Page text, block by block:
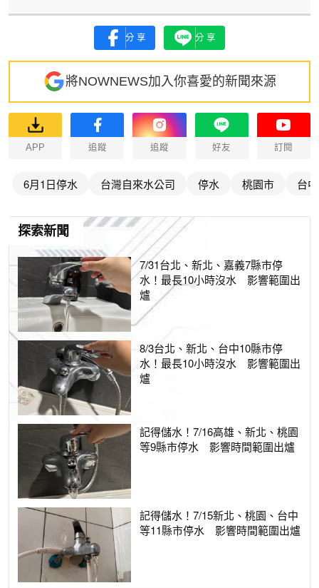
分享 分享
將NOWNEWS加入你喜愛的新聞來源
APP 追蹤 追蹤 好友 訂閱
6月1日停水 台灣自來水公司 停水 桃園市 台
探索新聞
7/31台北、新北、嘉義7縣市停
水！最長10小時沒水 影響範圍出
爐
8/3台北、新北、台中10縣市停
水！最長10小時沒水 影響範圍出
爐
記得儲水！7/16高雄、新北、桃園
等9縣市停水 影響時間範圍出爐
記得儲水！7/15新北、桃園、台中
等11縣市停水 影響時間範圍出爐